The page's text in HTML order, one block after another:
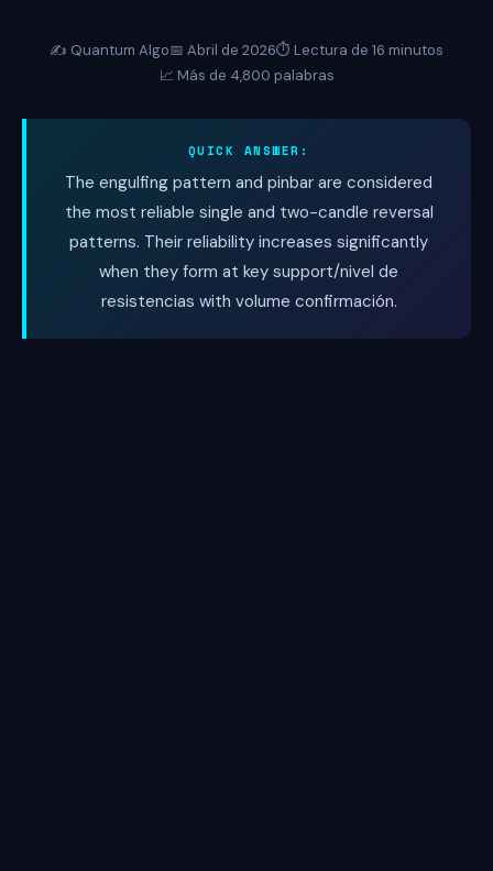
✍️ Quantum Algo📅 Abril de 2026⏱️ Lectura de 16 minutos
📈 Más de 4,800 palabras
QUICK ANSWER:
The engulfing pattern and pinbar are considered
the most reliable single and two-candle reversal
patterns. Their reliability increases significantly
when they form at key support/nivel de
resistencias with volume confirmación.